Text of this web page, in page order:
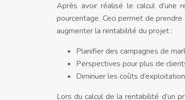
Après avoir réalisé le calcul d’une
pourcentage. Ceci permet de
augmenter la rentabilité du projet :
Planifier des campagnes de
Perspectives pour plus de
Diminuer les coûts
Lors du calcul de la rentabilité